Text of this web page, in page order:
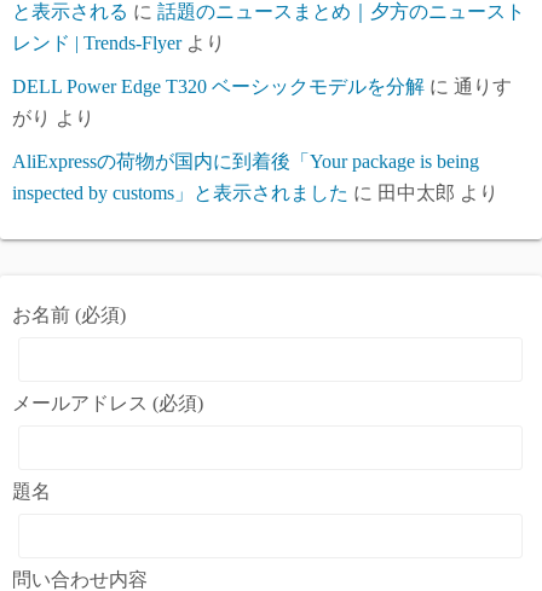
と表示される に 話題のニュースまとめ｜夕方のニュースト
レンド | Trends-Flyerより
DELL Power Edge T320 ベーシックモデルを分解 に 通りす
がり より
AliExpressの荷物が国内に到着後「Your package is being
inspected by customs」と表示されました に 田中太郎 より
お名前 (必須)
メールアドレス (必須)
題名
問い合わせ内容